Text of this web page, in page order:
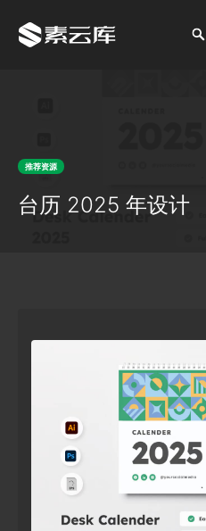
推荐资源
台历 2025 年设计